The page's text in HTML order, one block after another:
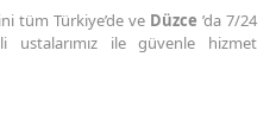
tüm Türkiye’de ve Düzce ’da 7/24
ustalarımız ile güvenle hizmet